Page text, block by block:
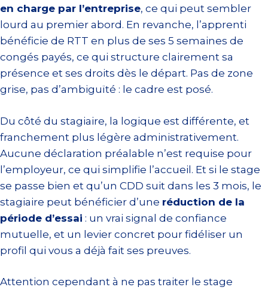
en charge par l’entreprise, ce qui peut sembler
lourd au premier abord. En revanche, l’apprenti
bénéficie de RTT en plus de ses 5 semaines de
congés payés, ce qui structure clairement sa
présence et ses droits dès le départ. Pas de zone
grise, pas d’ambiguïté : le cadre est posé.
Du côté du stagiaire, la logique est différente, et
franchement plus légère administrativement.
Aucune déclaration préalable n’est requise pour
l’employeur, ce qui simplifie l’accueil. Et si le stage
se passe bien et qu’un CDD suit dans les 3 mois, le
stagiaire peut bénéficier d’une réduction de la
période d’essai : un vrai signal de confiance
mutuelle, et un levier concret pour fidéliser un
profil qui vous a déjà fait ses preuves.
Attention cependant à ne pas traiter le stage